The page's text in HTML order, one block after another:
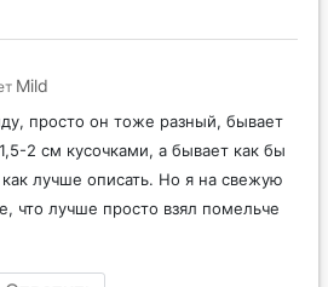
Mild
просто он тоже разный, бывает
2 см кусочками, а бывает как бы
лучше описать. Но я на свежую
что лучше просто взял помельче